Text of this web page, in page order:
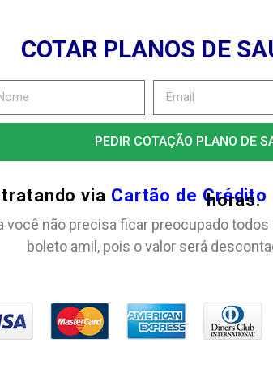
COTAR PLANOS DE
PEDIR COTAÇÃO PLANO DE
via Cartão de Crédito
horas.
você não precisa ficar preocupado
boleto amil, pois o valor será